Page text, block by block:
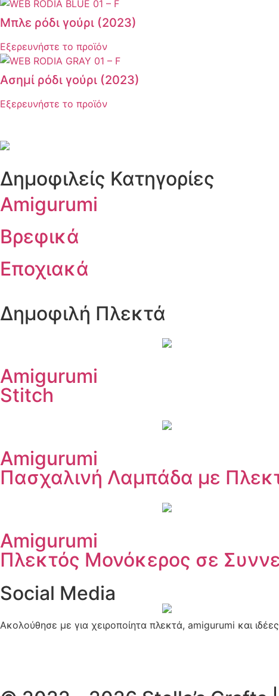
Μπλε ρόδι γούρι (2023)
Εξερευνήστε το προϊόν
Ασημί ρόδι γούρι (2023)
Εξερευνήστε το προϊόν
Δημοφιλείς Κατηγορίες
Amigurumi
Βρεφικά
Εποχιακά
Δημοφιλή Πλεκτά
Amigurumi
Stitch
Amigurumi
Πασχαλινή Λαμπάδα με
Amigurumi
Πλεκτός Μονόκερος σε
Social Media
Ακολούθησε με για χειροποίητα πλεκτά, amigurumi και